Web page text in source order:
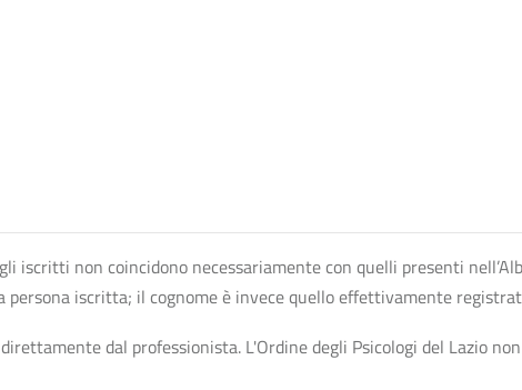
iscritti non coincidono necessariamente con quelli presenti
persona iscritta; il cognome è invece quello effettivamente
dal professionista. L'Ordine degli Psicologi del Lazio